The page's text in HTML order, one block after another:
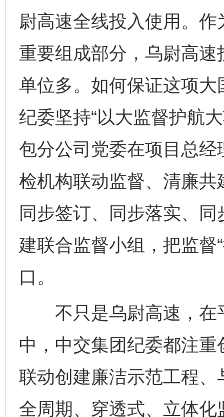
尉高速全线投入使用。作
重要组成部分，乌尉高
单位多。如何保证这项
纪委坚持“以大监督护航
包分公司党委在项目总
检机构联动监督、清廉共
同步签订、同步落实、
建联合监督小组，把监督
口。
不只是乌尉高速，在
中，中交集团纪委都注
联动创建廉洁示范工程、
全周期、穿透式、立体